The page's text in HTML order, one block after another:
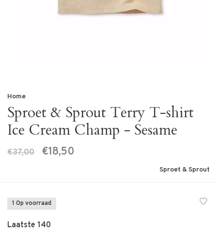
Home
Sproet & Sprout Terry T-shirt
Ice Cream Champ - Sesame
€37,00 €18,50
Sproet & Sprout
1 Op voorraad
Laatste 140